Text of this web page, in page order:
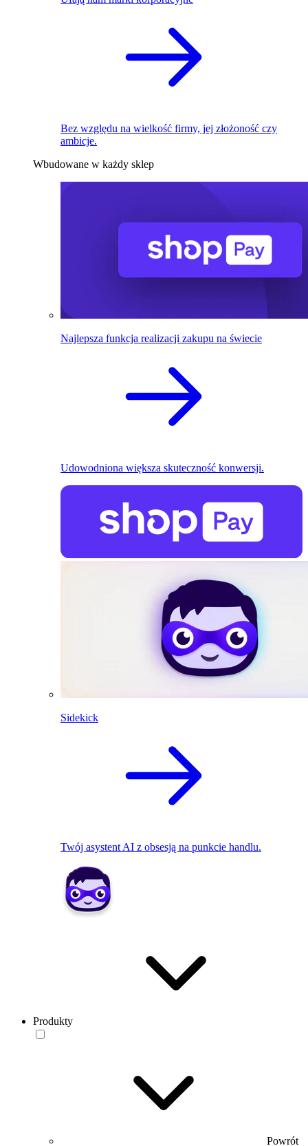
Bez względu na wielkość firmy, jej złożoność czy
ambicje.
Wbudowane w każdy sklep
Najlepsza funkcja realizacji zakupu na świecie
Udowodniona większa skuteczność konwersji.
Sidekick
Twój asystent AI z obsesją na punkcie handlu.
Produkty
Powrót